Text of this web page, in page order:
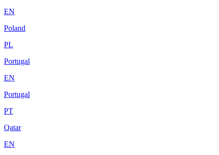
EN
Poland
PL
Portugal
EN
Portugal
PT
Qatar
EN